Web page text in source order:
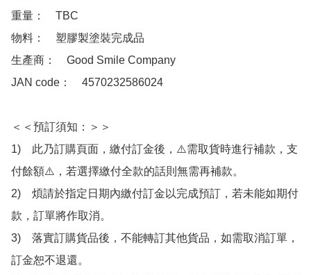
重量：　TBC
物料：　塑膠製塗裝完成品
生產商：　Good Smile Company
JAN code：　4570232586024
＜＜預訂須知：＞＞
1)　此乃訂購頁面，繳付訂金後，⚠️需取貨時進行補款，支
付餘額⚠️，若選擇繳付全款的話則無需再補款。
2)　煩請於指定日期內繳付訂金以完成預訂，若未能如期付
款，訂單將作取消。
3)　落實訂購貨品後，不能轉訂其他貨品，如需取消訂單，
訂金恕不退還。